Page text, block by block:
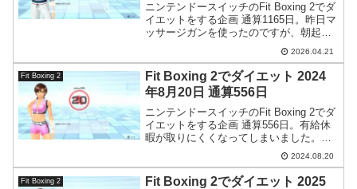
ニンテンドースイッチのFit Boxing 2でダ
イエットをする企画 通算1165日。昨日マ
ッサージガンを使ったのですが、朝起き
たらすごい筋肉痛になっていました。体
2026.04.21
Fit Boxing 2
Fit Boxing 2でダイエット 2024
年8月20日 通算556日
ニンテンドースイッチのFit Boxing 2でダ
イエットをする企画 通算556日。有給休
暇が取りにくくなってしまいました。納
2024.08.20
Fit Boxing 2
Fit Boxing 2でダイエット 2025